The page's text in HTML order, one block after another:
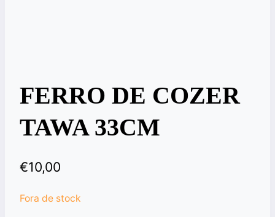
FERRO DE COZER
TAWA 33CM
€10,00
Fora de stock